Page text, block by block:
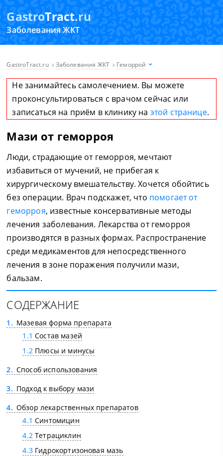
GastroTract.ru
Заболевания ЖКТ
GastroTract.ru Заболевания ЖКТ Геморрой
Не занимайтесь самолечением. Вы можете
проконсультироваться с врачом сейчас или
записаться на приём в клинику на этой странице.
Мази от геморроя
Люди, страдающие от геморроя, мечтают
избавиться от мучений, не прибегая к
хирургическому вмешательству. Хочется обойтись
без операции. Врач подскажет, что помогает от
геморроя, известные консервативные методы
лечения заболевания. Лекарства от геморроя
производятся в разных формах. Распространение
среди медикаментов для непосредственного
лечения в зоне поражения получили мази,
бальзам.
СОДЕРЖАНИЕ
1
Мазевая форма препарата
1.1 Состав мазей
1.2Плюсы и минусы
2
Способ использования
3
Подход к выбору мази
4
Обзор лекарственных препаратов
4.1 Синтомицин
4.2Тетрациклин
4.3Гидрокортизоновая мазь